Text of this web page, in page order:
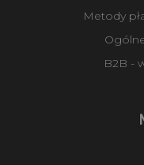
Metody
B2B -